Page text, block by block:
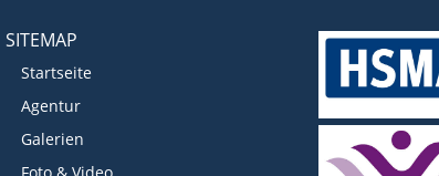
SITEMAP
Startseite
Agentur
Galerien